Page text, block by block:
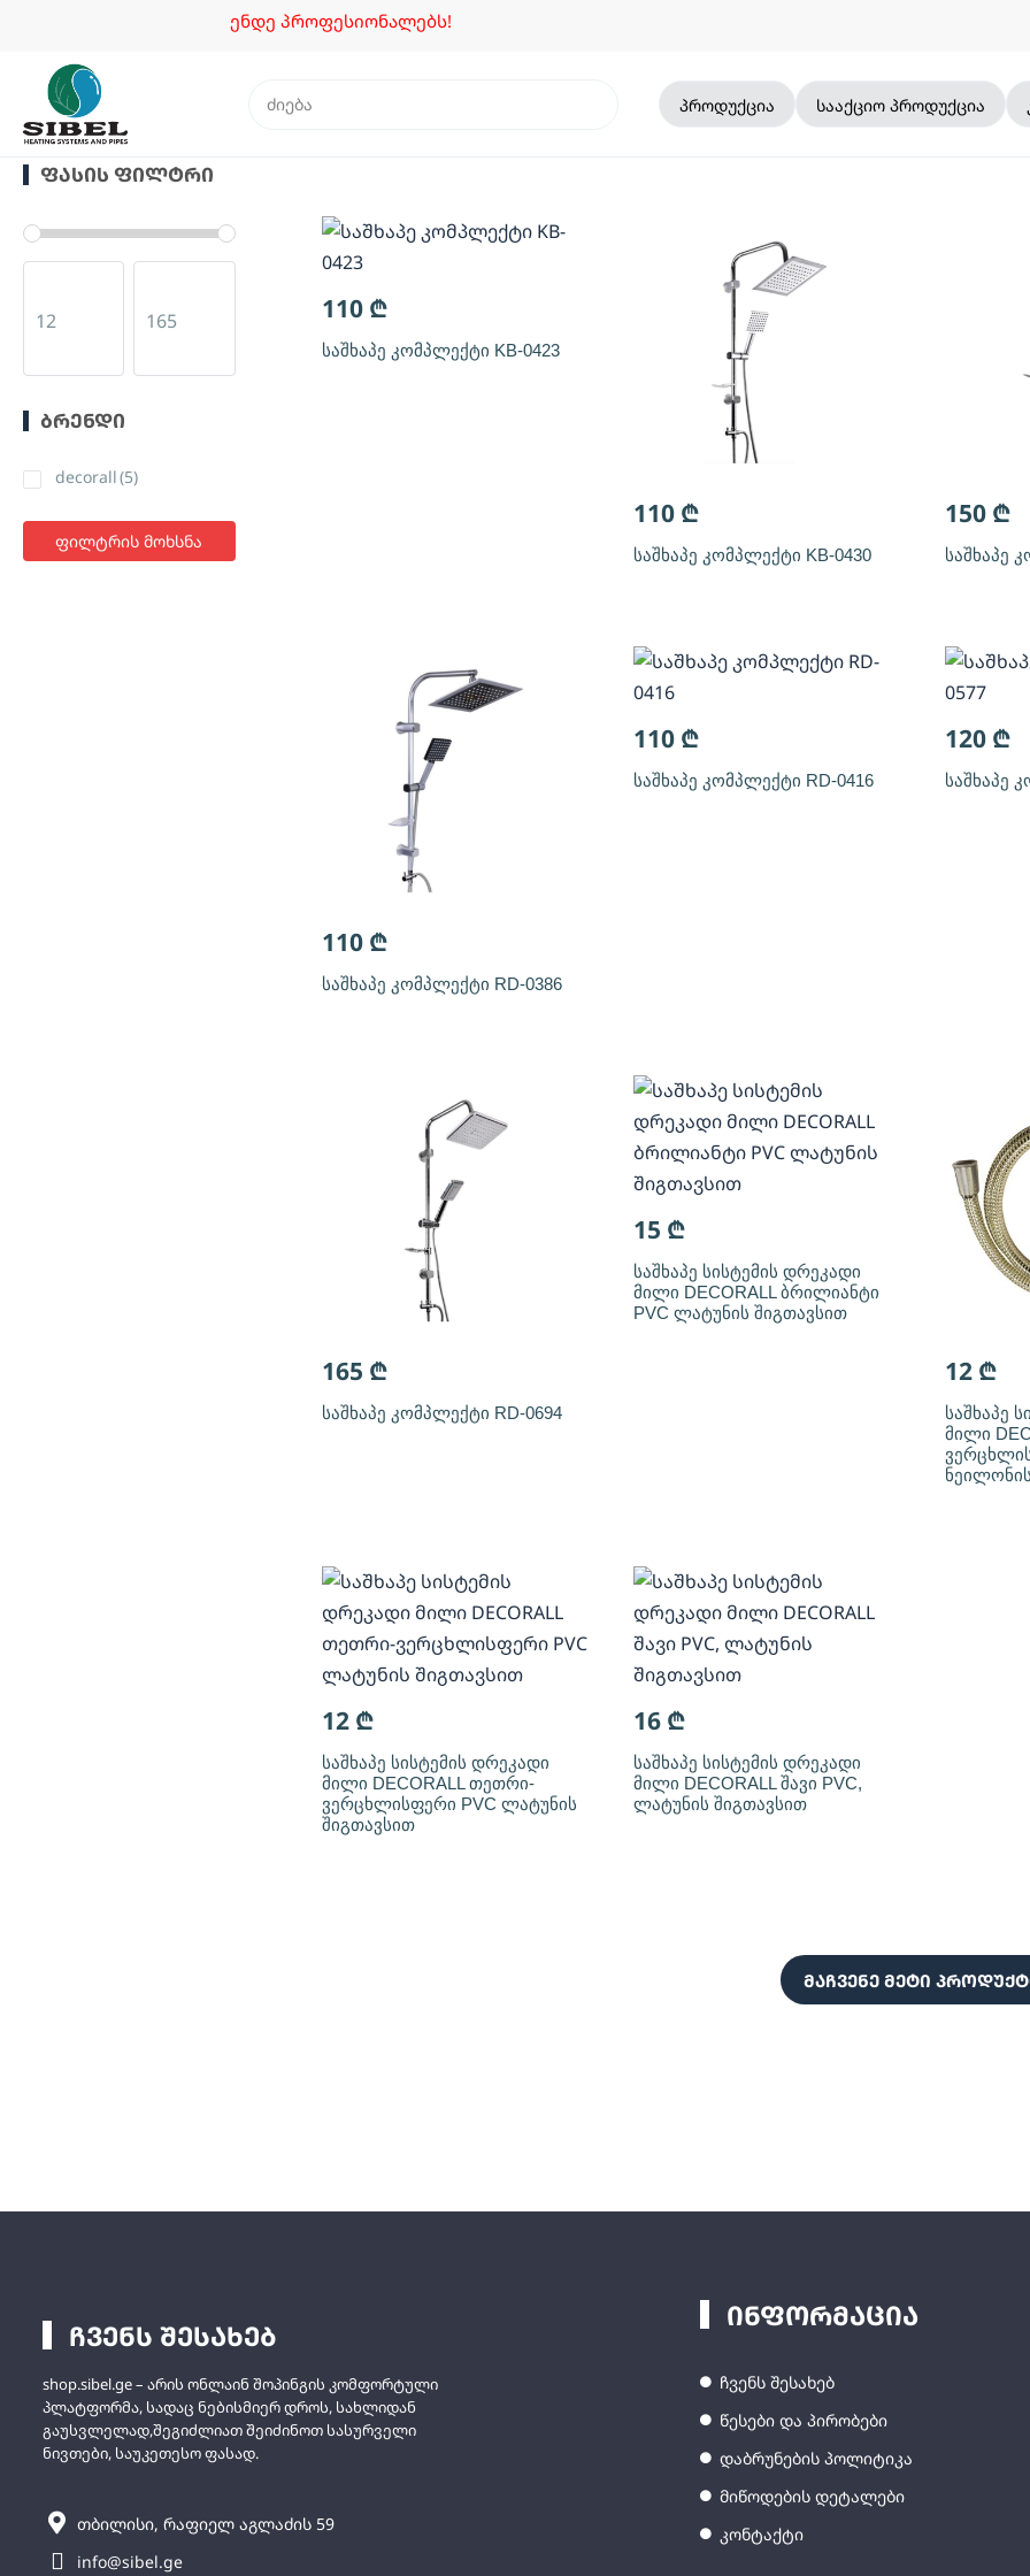
ენდე პროფესიონალებს!
პროდუქცია სააქციო პროდუქცია
ᲤᲐᲡᲘᲡ ᲤᲘᲚᲢᲠᲘ
ᲑᲠᲔᲜᲓᲘ
decorall(5)
ფილტრის მოხსნა
110 ₾
საშხაპე კომპლექტი KB-0423
110 ₾
საშხაპე კომპლექტი KB-0430
150 ₾
საშხაპე
110 ₾
საშხაპე კომპლექტი RD-0386
110 ₾
საშხაპე კომპლექტი RD-0416
120 ₾
საშხაპე
165 ₾
საშხაპე კომპლექტი RD-0694
15 ₾
საშხაპე სისტემის დრეკადი
მილი DECORALL ბრილიანტი
PVC ლატუნის შიგთავსით
12 ₾
საშხაპე
მილი
12 ₾
საშხაპე სისტემის დრეკადი
მილი DECORALL თეთრი-
ვერცხლისფერი PVC ლატუნის
შიგთავსით
16 ₾
საშხაპე სისტემის დრეკადი
მილი DECORALL შავი PVC,
ლატუნის შიგთავსით
მაჩვენე მეტი
ჩვენს შესახებ
shop.sibel.ge – არის ონლაინ შოპინგის კომფორტული
პლატფორმა, სადაც ნებისმიერ დროს, სახლიდან
გაუსვლელად,შეგიძლიათ შეიძინოთ სასურველი
ნივთები, საუკეთესო ფასად.
თბილისი, რაფიელ აგლაძის 59
info@sibel.ge
ინფორმაცია
ჩვენს შესახებ
წესები და პირობები
დაბრუნების პოლიტიკა
მიწოდების დეტალები
კონტაქტი